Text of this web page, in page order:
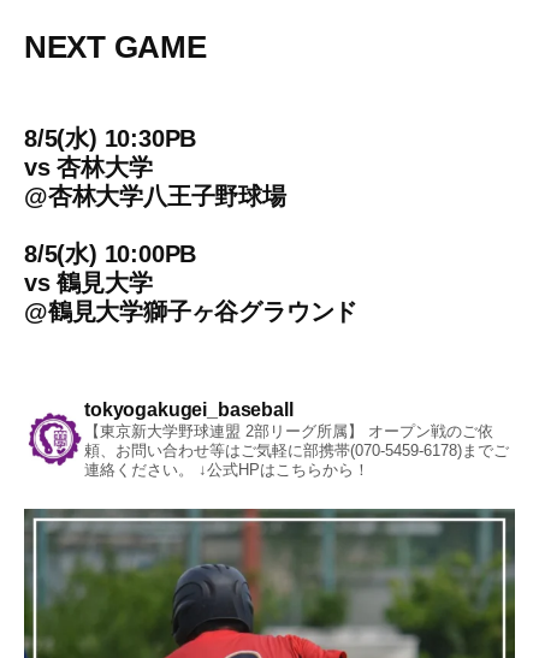
NEXT GAME
8/5(水) 10:30PB
vs杏林大学
@杏林大学八王子野球場
8/5(水) 10:00PB
vs鶴見大学
@鶴見大学獅子ヶ谷グラウンド
tokyogakugei_baseball
【東京新大学野球連盟 2部リーグ所属】
オープン戦のご依
頼、お問い合わせ等はご気軽に部携帯(070-5459-6178)までご
連絡ください。
↓公式HPはこちらから！